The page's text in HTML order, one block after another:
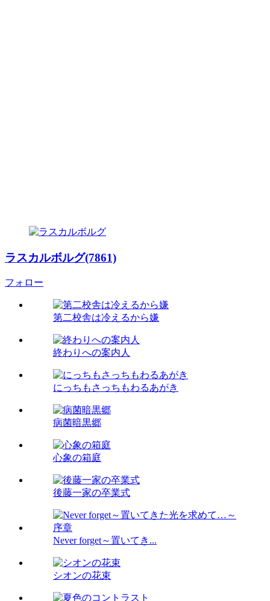
ラスカルボルグ(7861)
フォロー
第二校舎は冷えるから嫌
終わりへの案内人
にっちもさっちもわるあがき
病菌暗黒郷
心象の箱庭
後藤一家の卒業式
Never forget～置いてき...
シオンの花束